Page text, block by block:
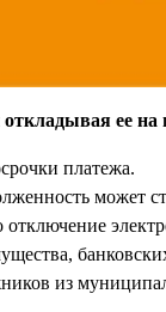
ее
платежа.
может
из